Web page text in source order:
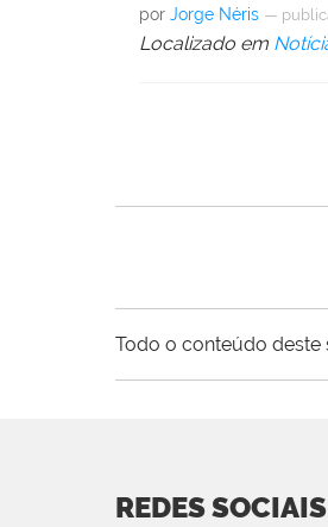
porJorge Néris —
Localizado em
Todo o conteúdo deste
REDES SOCIAIS